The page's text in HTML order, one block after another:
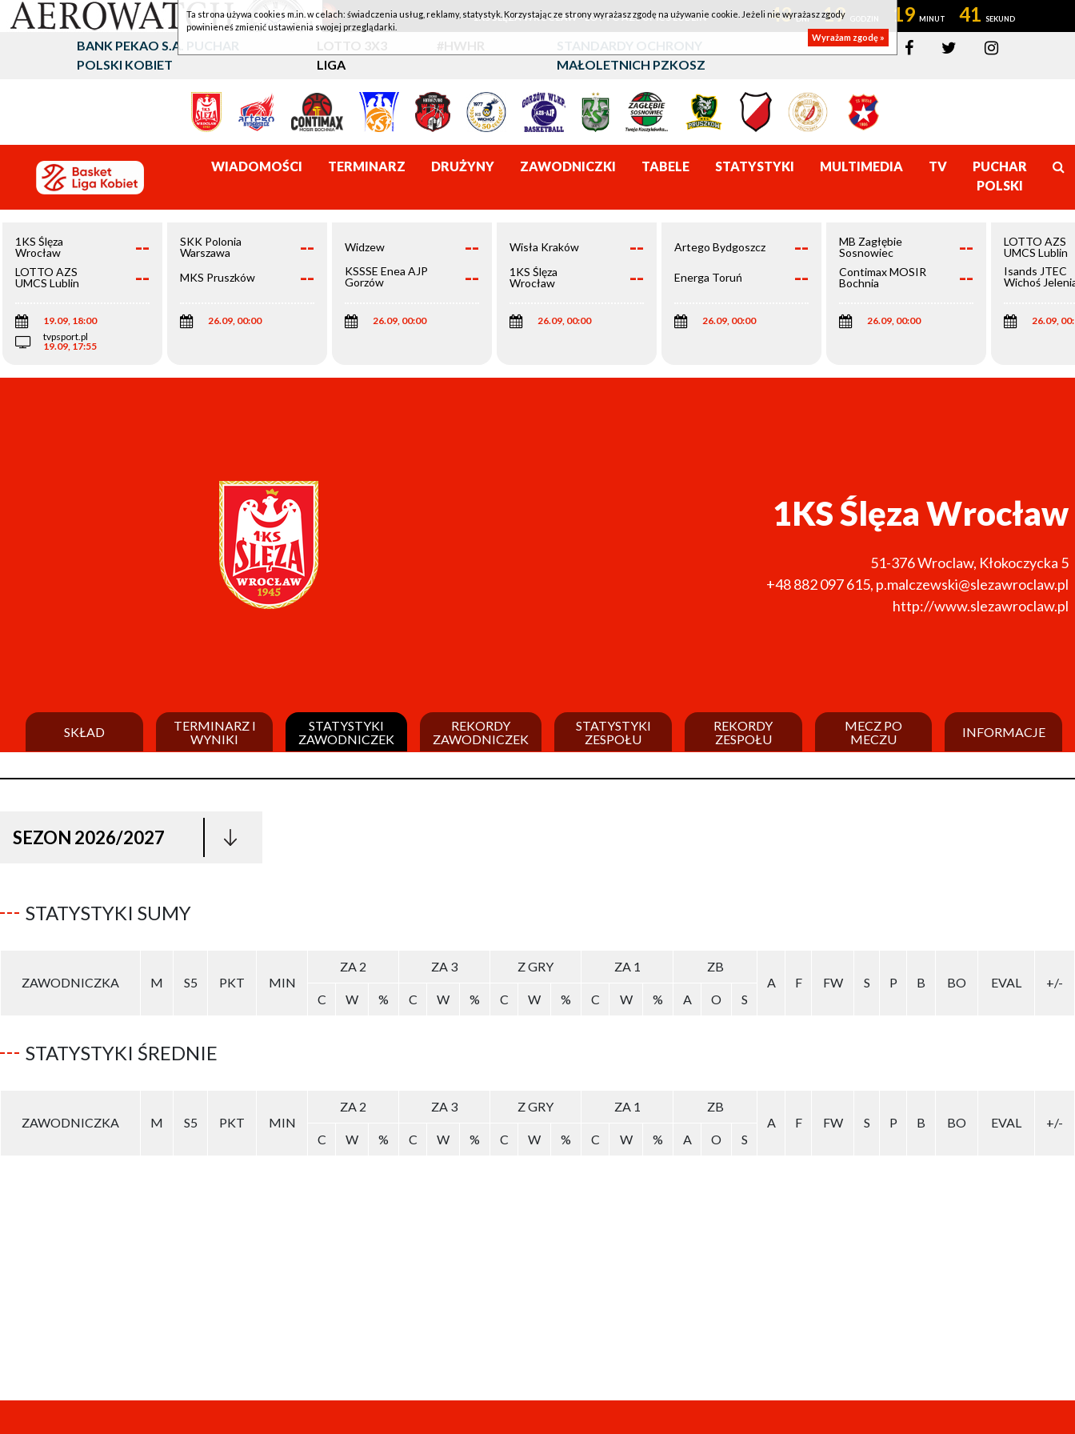
1KS ŚLĘZA WROCŁAW - LOTTO AZS UMCS LUBLIN 43 19 19 41
BANK PEKAO S.A. PUCHAR
POLSKI KOBIET
LOTTO 3X3
LIGA
#HWHR
STANDARDY OCHRONY
MAŁOLETNICH PZKOSZ
WIADOMOŚCI TERMINARZ DRUŻYNY ZAWODNICZKI TABELE STATYSTYKI MULTIMEDIA TV
PUCHAR
POLSKI
1KS Ślęza
Wrocław
--
LOTTO AZS
UMCS Lublin
--
19.09, 18:00
tvpsport.pl
19.09, 17:55
SKK Polonia
Warszawa
--
MKS Pruszków --
26.09, 00:00
Widzew --
KSSSE Enea AJP
Gorzów
--
26.09, 00:00
Wisła Kraków --
1KS Ślęza
Wrocław
--
26.09, 00:00
Artego Bydgoszcz --
Energa Toruń --
26.09, 00:00
MB Zagłębie
Sosnowiec
--
Contimax MOSIR
Bochnia
--
26.09, 00:00
LOTTO AZS
UMCS Lublin
Isands JTEC
Wichoś
26.09,
1KS Ślęza Wrocław
51-376Wroclaw, Kłokoczycka 5
+48 882 097 615, p.malczewski@slezawroclaw.pl
http://www.slezawroclaw.pl
SKŁAD
TERMINARZ I
WYNIKI
STATYSTYKI
ZAWODNICZEK
REKORDY
ZAWODNICZEK
STATYSTYKI
ZESPOŁU
REKORDY
ZESPOŁU
MECZ PO
MECZU
INFORMACJE
SEZON 2026/2027
STATYSTYKI SUMY
ZAWODNICZKA M S5 PKT MIN
ZA 2 ZA 3 Z GRY ZA 1
ZB
A
F FW S P B BO EVAL
+/-
C
W % C W % C W % C W % A O S
STATYSTYKI ŚREDNIE
ZAWODNICZKA M S5 PKT MIN
ZA 2 ZA 3 Z GRY ZA 1
ZB
A
F FW S P B BO EVAL
+/-
C
W % C W % C W % C W % A O S
Ta strona używa cookies m.in. w celach: świadczenia usług, reklamy, statystyk. Korzystając ze strony wyrażasz zgodę na używanie cookie. Jeżeli nie wyrażasz zgody
powinieneś zmienić ustawienia swojej przeglądarki.
Wyrażam zgodę »